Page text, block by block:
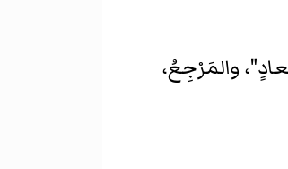
والمَرْجِعُ،